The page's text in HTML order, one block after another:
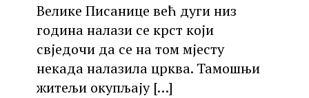
Велике Писанице већ дуги низ
година налази се крст који
свједочи да се на том мјесту
некада налазила црква. Тамошњи
житељи окупљају[…]